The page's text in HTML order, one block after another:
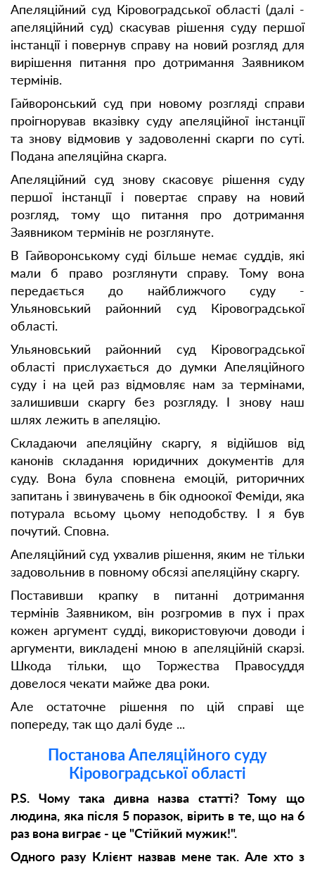
Апеляційний суд Кіровоградської області (далі -
апеляційний суд) скасував рішення суду першої
інстанції і повернув справу на новий розгляд для
вирішення питання про дотримання Заявником
термінів.
Гайворонський суд при новому розгляді справи
проігнорував вказівку суду апеляційної інстанції
та знову відмовив у задоволенні скарги по суті.
Подана апеляційна скарга.
Апеляційний суд знову скасовує рішення суду
першої інстанції і повертає справу на новий
розгляд, тому що питання про дотримання
Заявником термінів не розглянуте.
В Гайворонському суді більше немає суддів, які
мали б право розглянути справу. Тому вона
передається до найближчого суду -
Ульяновський районний суд Кіровоградської
області.
Ульяновський районний суд Кіровоградської
області прислухається до думки Апеляційного
суду і на цей раз відмовляє нам за термінами,
залишивши скаргу без розгляду. І знову наш
шлях лежить в апеляцію.
Складаючи апеляційну скаргу, я відійшов від
канонів складання юридичних документів для
суду. Вона була сповнена емоцій, риторичних
запитань і звинувачень в бік одноокої Феміди, яка
потурала всьому цьому неподобству. І я був
почутий. Сповна.
Апеляційний суд ухвалив рішення, яким не тільки
задовольнив в повному обсязі апеляційну скаргу.
Поставивши крапку в питанні дотримання
термінів Заявником, він розгромив в пух і прах
кожен аргумент судді, використовуючи доводи і
аргументи, викладені мною в апеляційній скарзі.
Шкода тільки, що Торжества Правосуддя
довелося чекати майже два роки.
Але остаточне рішення по цій справі ще
попереду, так що далі буде ...
Постанова Апеляційного суду
Кіровоградської області
P.S. Чому така дивна назва статті? Тому що
людина, яка після 5 поразок, вірить в те, що на 6
раз вона виграє - це "Стійкий мужик!".
Одного разу Клієнт назвав мене так. Але хто з